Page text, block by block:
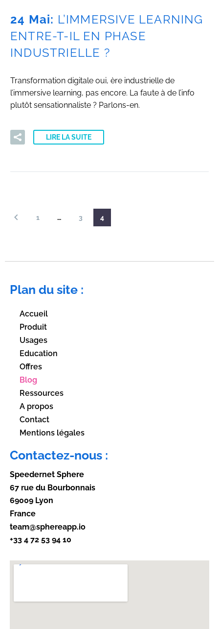
24 Mai: L’IMMERSIVE LEARNING
ENTRE-T-IL EN PHASE
INDUSTRIELLE ?
Transformation digitale oui, ère industrielle de
l’immersive learning, pas encore. La faute à de l’info
plutôt sensationnaliste ? Parlons-en.
LIRE LA SUITE
1 … 3 4
Plan du site :
Accueil
Produit
Usages
Education
Offres
Blog
Ressources
A propos
Contact
Mentions légales
Contactez-nous :
Speedernet Sphere
67 rue du Bourbonnais
69009 Lyon
France
team@sphereapp.io
+33 4 72 53 94 10